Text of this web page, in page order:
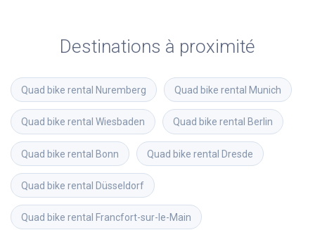
Destinations à proximité
Quad bike rental Nuremberg Quad bike rental Munich
Quad bike rental Wiesbaden Quad bike rental Berlin
Quad bike rental Bonn Quad bike rental Dresde
Quad bike rental Düsseldorf
Quad bike rental Francfort-sur-le-Main